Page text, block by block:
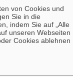
von Cookies und
Sie in die
indem Sie auf „Alle
unseren Webseiten
Cookies ablehnen